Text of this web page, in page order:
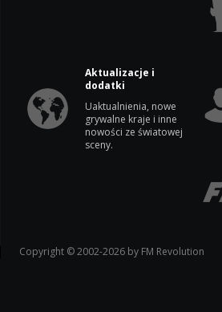
Aktualizacje i
dodatki
Uaktualnienia, nowe
grywalne kraje i inne
nowości ze światowej
sceny.
Copyright © 2002-2026 by FM Revolution